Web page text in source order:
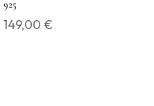
925
149,00€